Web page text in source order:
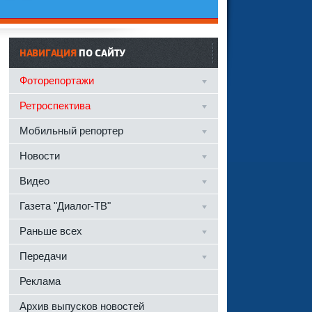
НАВИГАЦИЯПО САЙТУ
Фоторепортажи
Ретроспектива
Мобильный репортер
Новости
Видео
Газета "Диалог-ТВ"
Раньше всех
Передачи
Реклама
Архив выпусков новостей